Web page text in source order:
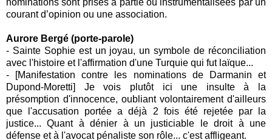
nominations sont prises à partie ou instrumentalisées par un
courant d’opinion ou une association.
Aurore Bergé (porte-parole)
- Sainte Sophie est un joyau, un symbole de réconciliation
avec l'histoire et l'affirmation d'une Turquie qui fut laïque...
- [Manifestation contre les nominations de Darmanin et
Dupond-Moretti] Jevois plutôt ici une insulte à la
présomption d'innocence, oubliant volontairement d'ailleurs
que l'accusation portée a déjà 2 fois été rejetée par la
justice... Quant à dénier à un justiciable le droit à une
défense et à l'avocat pénaliste son rôle... c'est affligeant.